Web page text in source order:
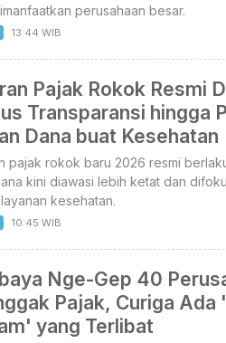
perusahaan besar.
13:44 WIB
Pajak Rokok Resmi
Transparansi hingga
Dana buat Kesehatan
pajak rokok baru 2026 resmi
kini diawasi lebih ketat dan
kesehatan.
10:45 WIB
Nge-Gep 40
Pajak, Curiga Ada
yang Terlibat